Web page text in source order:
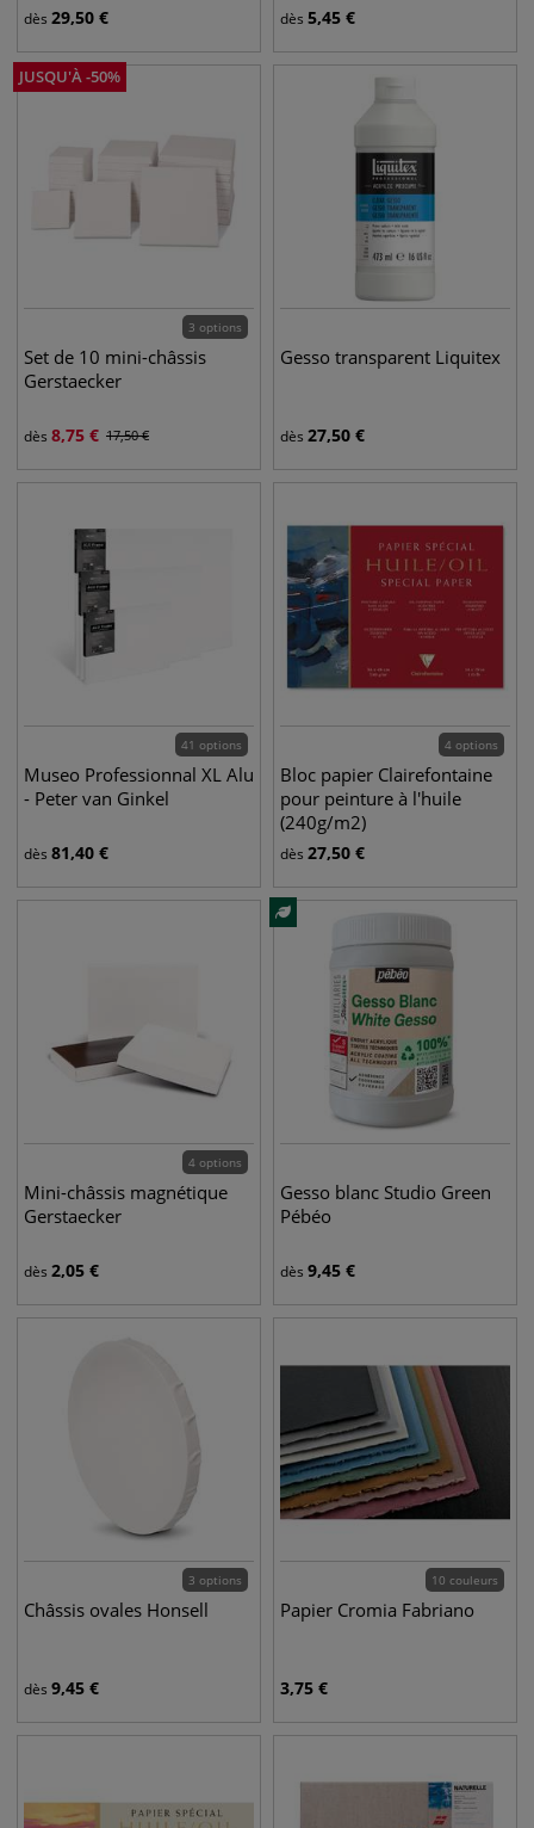
dès 29,50 € dès 5,45 €
JUSQU'À-50%
3 options
Set de 10 mini-châssis
Gerstaecker
dès 8,75 € 17,50€
Gesso transparent Liquitex
dès 27,50 €
41 options
Museo Professionnal XL Alu
- Peter van Ginkel
dès 81,40 €
4 options
Bloc papier Clairefontaine
pour peinture à l'huile
(240g/m2)
dès 27,50 €
4 options
Mini-châssis magnétique
Gerstaecker
dès 2,05 €
Gesso blanc Studio Green
Pébéo
dès 9,45 €
3 options
Châssis ovales Honsell
dès 9,45 €
10 couleurs
Papier Cromia Fabriano
3,75 €